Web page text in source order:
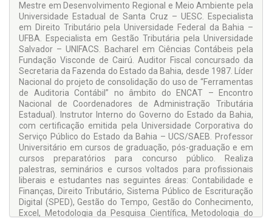
judiciais que corroboram a aceitação do levantamento fisco-
contábil como meio de prova do cometimento do ilícito
tributário.
APLICAÇÃO
Obra essencial para auditores fiscais, contadores,
advogados, promotores de justiça e gestores. Recomendada
ainda para estudantes de cursos de Ciências Contábeis
(Disciplina: Auditoria; Perícia; Contabilidade Tributária; Direito
Tributário); Direito (Disciplina: Direito Tributário); concurso
para Auditor Fiscal; e livro-texto para treinamentos de
auditores fiscais no âmbito das SEFAZ Estaduais, Municipais
e Federal.
Mestre em Desenvolvimento Regional e Meio Ambiente pela
Universidade Estadual de Santa Cruz – UESC. Especialista
em Direito Tributário pela Universidade Federal da Bahia –
UFBA. Especialista em Gestão Tributária pela Universidade
Salvador – UNIFACS. Bacharel em Ciências Contábeis pela
Fundação Visconde de Cairú. Auditor Fiscal concursado da
Secretaria da Fazenda do Estado da Bahia, desde 1987. Líder
Nacional do projeto de consolidação do uso de “Ferramentas
de Auditoria Contábil” no âmbito do ENCAT – Encontro
Nacional de Coordenadores de Administração Tributária
Estadual). Instrutor Interno do Governo do Estado da Bahia,
com certificação emitida pela Universidade Corporativa do
Serviço Público do Estado da Bahia – UCS/SAEB. Professor
Universitário em cursos de graduação, pós-graduação e em
cursos preparatórios para concurso público. Realiza
palestras, seminários e cursos voltados para profissionais
liberais e estudantes nas seguintes áreas: Contabilidade e
Finanças, Direito Tributário, Sistema Público de Escrituração
Digital (SPED), Gestão do Tempo, Gestão do Conhecimento,
Excel, Metodologia da Pesquisa Científica, Metodologia do